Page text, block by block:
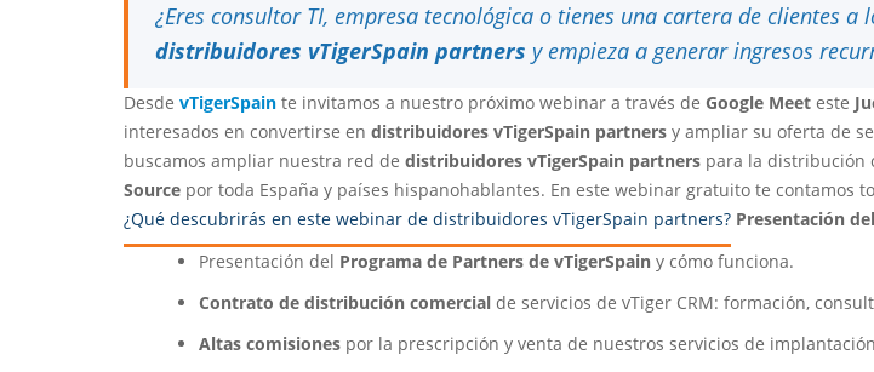
¿Eres consultor TI, empresa tecnológica o tienes una cartera de clientes a
distribuidores vTigerSpain partners y empieza a generar ingresos
Desde vTigerSpain te invitamos a nuestro próximo webinar a través de Google Meet este
interesados en convertirse en distribuidores vTigerSpain partners y ampliar su oferta de
buscamos ampliar nuestra red de distribuidores vTigerSpain partners para la distribución
Source por toda España y países hispanohablantes. En este webinar gratuito te contamos
¿Qué descubrirás en este webinar de distribuidores vTigerSpain partners? Presentación
Presentación del Programa de Partners de vTigerSpain y cómo funciona.
Contrato de distribución comercial de servicios de vTiger CRM: formación,
Altas comisiones por la prescripción y venta de nuestros servicios de